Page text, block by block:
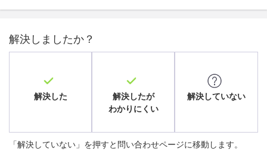
解決しましたか？
解決した
解決したが
わかりにくい
解決していない
「解決していない」を押すと問い合わせページに移動します。